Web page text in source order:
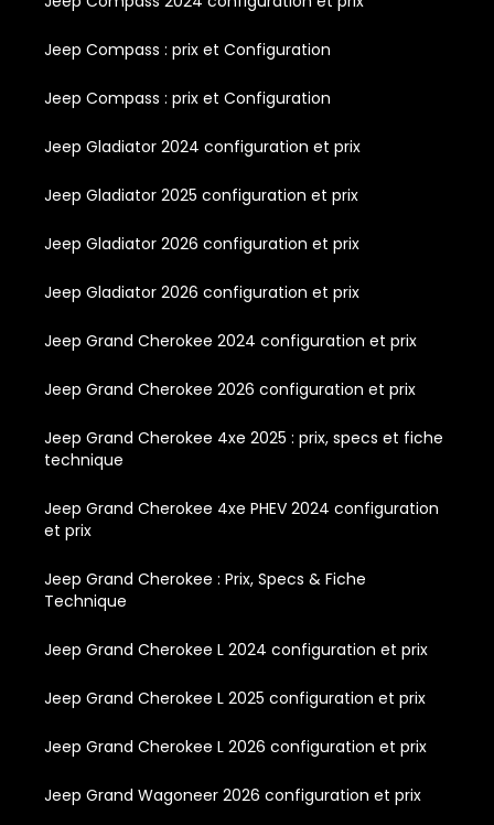
Jeep Compass : prix et Configuration
Jeep Compass : prix et Configuration
Jeep Gladiator 2024 configuration et prix
Jeep Gladiator 2025 configuration et prix
Jeep Gladiator 2026 configuration et prix
Jeep Gladiator 2026 configuration et prix
Jeep Grand Cherokee 2024 configuration et prix
Jeep Grand Cherokee 2026 configuration et prix
Jeep Grand Cherokee 4xe 2025 : prix, specs et fiche
technique
Jeep Grand Cherokee 4xe PHEV 2024 configuration
et prix
Jeep Grand Cherokee : Prix, Specs & Fiche
Technique
Jeep Grand Cherokee L 2024 configuration et prix
Jeep Grand Cherokee L 2025 configuration et prix
Jeep Grand Cherokee L 2026 configuration et prix
Jeep Grand Wagoneer 2026 configuration et prix